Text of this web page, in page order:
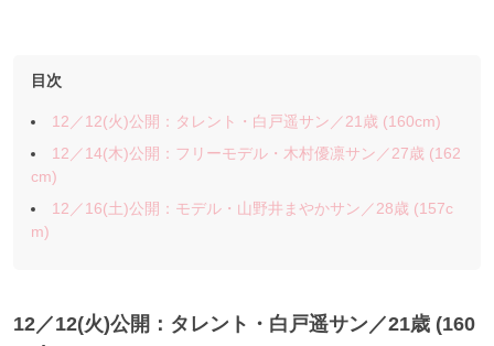
目次
12／12(火)公開：タレント・白戸遥サン／21歳 (160cm)
12／14(木)公開：フリーモデル・木村優凛サン／27歳 (162
cm)
12／16(土)公開：モデル・山野井まやかサン／28歳 (157c
m)
12／12(火)公開：タレント・白戸遥サン ／21歳 (160